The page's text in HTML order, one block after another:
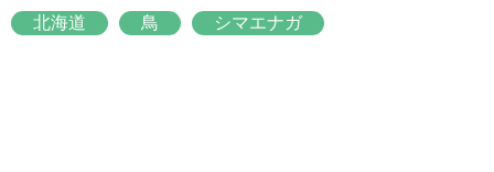
北海道 鳥 シマエナガ